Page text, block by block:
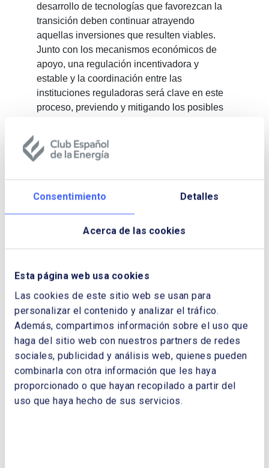
Consentimiento Detalles
Acerca de las cookies
Esta página web usa cookies
Las cookies de este sitio web se usan para
personalizar el contenido y analizar el tráfico.
Además, compartimos información sobre el uso que
haga del sitio web con nuestros partners de redes
sociales, publicidad y análisis web, quienes pueden
combinarla con otra información que les haya
proporcionado o que hayan recopilado a partir del
uso que haya hecho de sus servicios.
desarrollo de tecnologías que favorezcan la
transición deben continuar atrayendo
aquellas inversiones que resulten viables.
Junto con los mecanismos económicos de
apoyo, una regulación incentivadora y
estable y la coordinación entre las
instituciones reguladoras será clave en este
proceso, previendo y mitigando los posibles
adecuadamente con el menor coste posible.
y operativas firmes y estables, así como
establecer planes financieros globales, que
adecuados para orientar los flujos
económicos y desarrollos necesarios.
El papel de la eficiencia energética y del
ciudadano recobra también un especial
protagonismo. No podemos olvidar cómo la
crisis de 2008 supuso un esfuerzo en la
dirección de una mayor eficiencia energética,
facilitando a día de hoy, con un PIB en 2019
un 24% superior (en términos corrientes) al
de 2006, que la demanda de energía eléctrica
sea un 2% inferior. El ciudadano tiene, por
tanto, un importante papel para alcanzar los